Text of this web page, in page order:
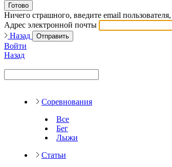
Готово
Ничего страшного, введите email
Адрес электронной почты
Назад
Отправить
Войти
Назад
Соревнования
Все
Бег
Лыжи
Статьи